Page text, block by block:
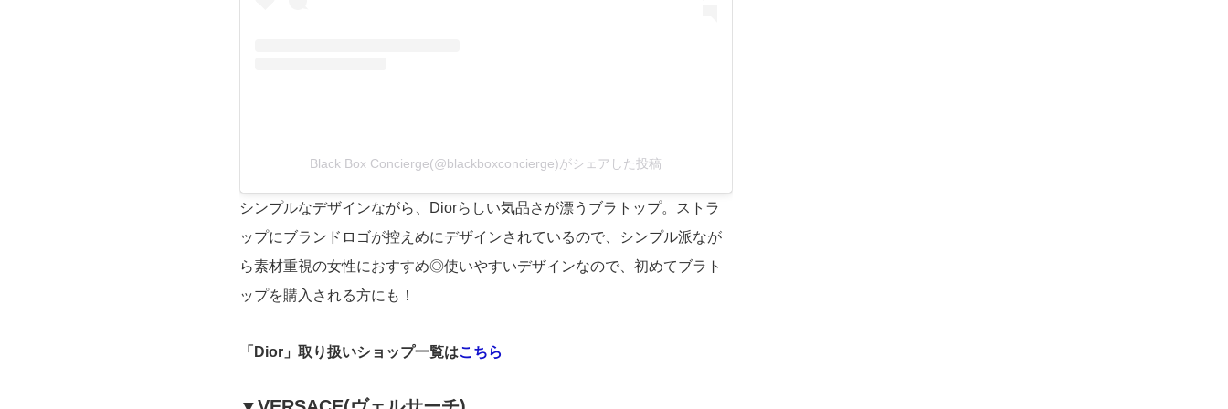
Black Box Concierge(@blackboxconcierge)がシェアした投稿
シンプルなデザインながら、Diorらしい気品さが漂うブラトップ。ストラ
ップにブランドロゴが控えめにデザインされているので、シンプル派なが
ら素材重視の女性におすすめ◎使いやすいデザインなので、初めてブラト
ップを購入される方にも！
「Dior」取り扱いショップ一覧はこちら